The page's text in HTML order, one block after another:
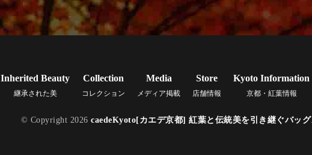
Inherited Beauty
継承された美
Collection
コレクション
Media
メディア掲載
Store
店舗情報
Kyoto Information
京都・紅葉情報
© Copyright 2026 caedeKyoto[カエデ京都] 紅葉と伝統美を引き継ぐバッグ.